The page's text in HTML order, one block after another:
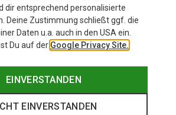
dir entsprechend personalisierte
Deine Zustimmung schließt ggf. die
Daten u.a. auch in den USA ein.
Du auf der Google Privacy Site.
EINVERSTANDEN
EINVERSTANDEN